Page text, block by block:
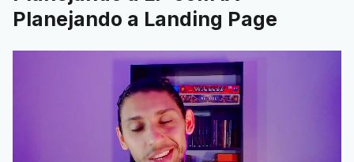
Planejando a Landing Page